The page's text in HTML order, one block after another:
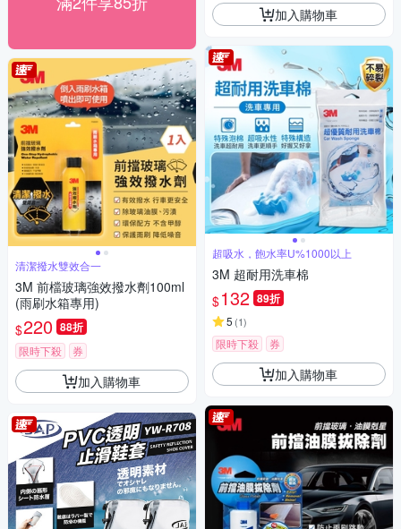
清潔撥水雙效合一
3M 前檔玻璃強效撥水劑100ml
(雨刷水箱專用)
$220 88折
限時下殺 券
加入購物車
加入購物車
超吸水，飽水率U%1000以上
3M 超耐用洗車棉
$132 89折
5 (1)
限時下殺 券
加入購物車